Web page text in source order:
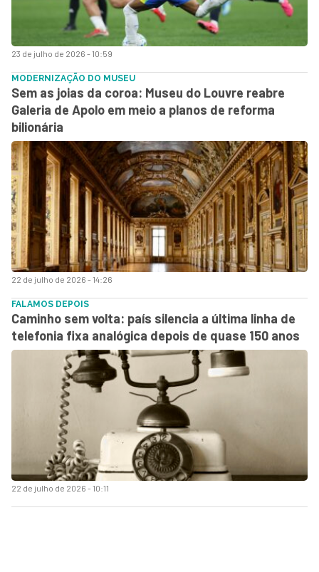
23 de julho de 2026 - 10:59
22 de julho de 2026 - 14:26
MODERNIZAÇÃO DO MUSEU
Sem as joias da coroa: Museu do Louvre reabre
Galeria de Apolo em meio a planos de reforma
bilionária
22 de julho de 2026 - 10:11
FALAMOS DEPOIS
Caminho sem volta: país silencia a última linha de
telefonia fixa analógica depois de quase 150 anos